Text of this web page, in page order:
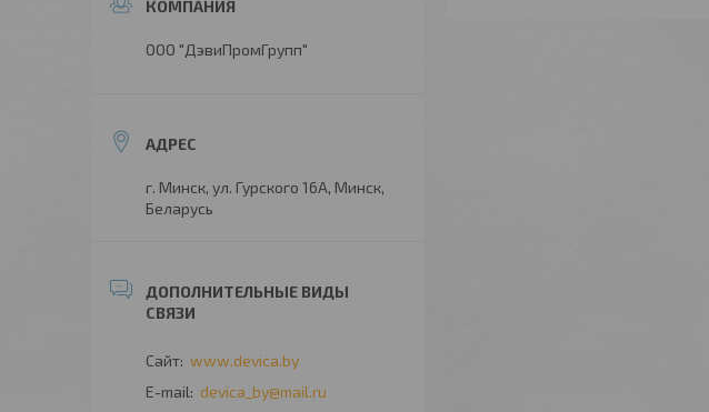
ООО "ДэвиПромГрупп"
г. Минск, ул. Гурского 16А, Минск,
Беларусь
www.devica.by
devica_by@mail.ru